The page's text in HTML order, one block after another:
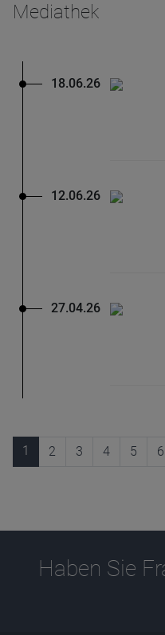
Mediathek
18.06.26
12.06.26
27.04.26
1 2 3 4 5 6
Haben Sie